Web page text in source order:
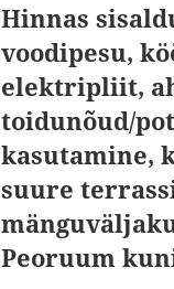
Hinnas
voodipesu,
elektripliit,
toidunõud/
kasutamine,
suure
Peoruum